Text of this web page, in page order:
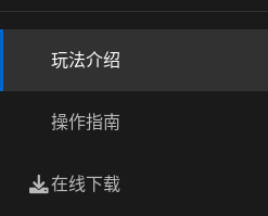
玩法介绍
操作指南
在线下载